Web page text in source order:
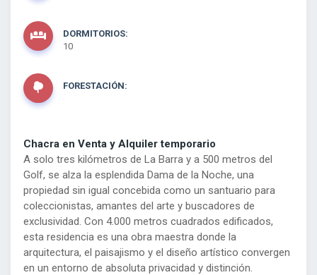
DORMITORIOS:
10
FORESTACIÓN:
Chacra en Venta y Alquiler temporario
A solo tres kilómetros de La Barra y a 500 metros del
Golf, se alza la esplendida Dama de la Noche, una
propiedad sin igual concebida como un santuario para
coleccionistas, amantes del arte y buscadores de
exclusividad. Con 4.000 metros cuadrados edificados,
esta residencia es una obra maestra donde la
arquitectura, el paisajismo y el diseño artístico convergen
en un entorno de absoluta privacidad y distinción.